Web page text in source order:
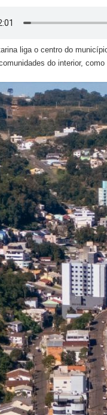
liga o centro do
do interior, como